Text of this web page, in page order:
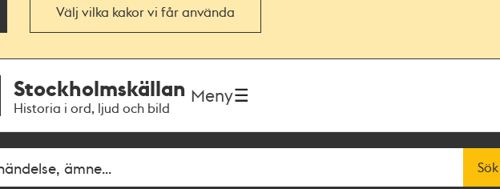
Välj vilka kakor vi får använda
Stockholmskällan
Historia i ord, ljud och bild
Meny
Sök